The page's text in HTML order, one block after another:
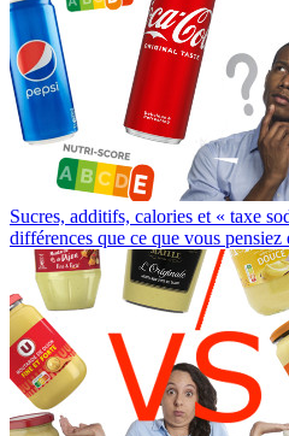
Sucres, additifs, calories et « taxe
différences que ce que vous